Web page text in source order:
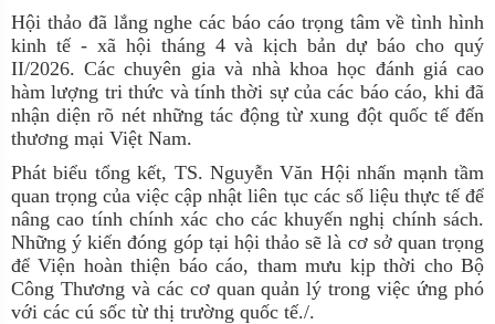
Hội thảo đã lắng nghe các báo cáo trọng tâm về tình hình
kinh tế - xã hội tháng 4 và kịch bản dự báo cho quý
II/2026. Các chuyên gia và nhà khoa học đánh giá cao
hàm lượng tri thức và tính thời sự của các báo cáo, khi đã
nhận diện rõ nét những tác động từ xung đột quốc tế đến
thương mại Việt Nam.
Phát biểu tổng kết, TS. Nguyễn Văn Hội nhấn mạnh tầm
quan trọng của việc cập nhật liên tục các số liệu thực tế để
nâng cao tính chính xác cho các khuyến nghị chính sách.
Những ý kiến đóng góp tại hội thảo sẽ là cơ sở quan trọng
để Viện hoàn thiện báo cáo, tham mưu kịp thời cho Bộ
Công Thương và các cơ quan quản lý trong việc ứng phó
với các cú sốc từ thị trường quốc tế./.